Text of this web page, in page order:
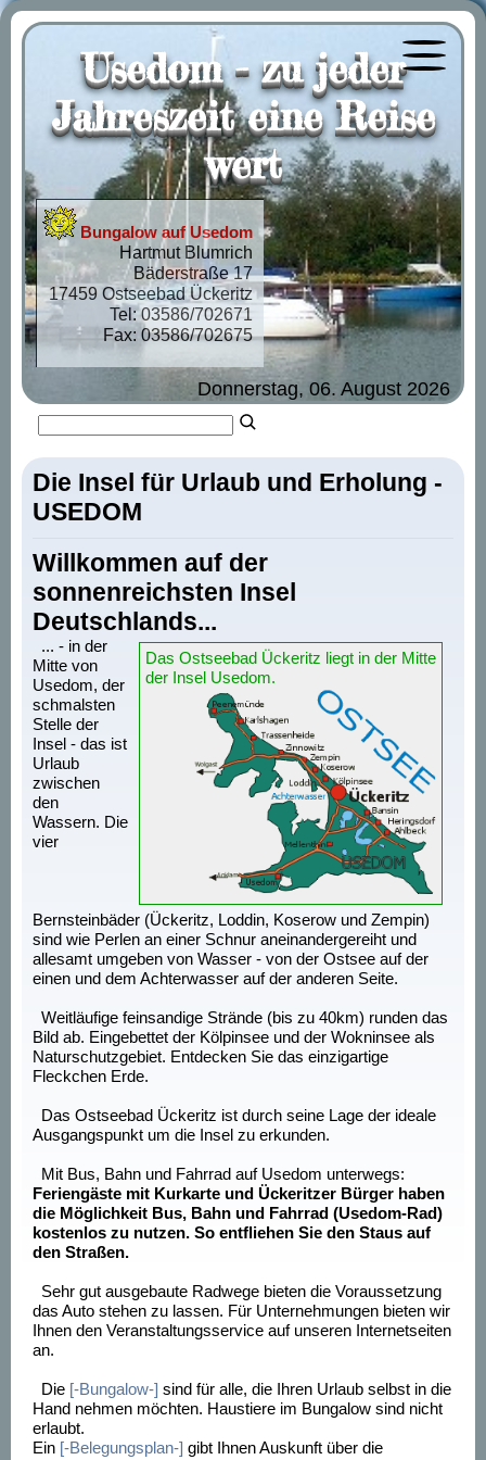
Usedom - zu jeder
Jahreszeit eine Reise
wert
Bungalow auf Usedom
Hartmut Blumrich
Bäderstraße 17
17459 Ostseebad Ückeritz
Tel: 03586/702671
Fax: 03586/702675
Donnerstag, 06. August 2026
Menü
Die Insel für Urlaub und Erholung -
USEDOM
Willkommen auf der
sonnenreichsten Insel
Deutschlands...
Das Ostseebad Ückeritz liegt in der Mitte
der Insel Usedom.
... - in der
Mitte von
Usedom, der
schmalsten
Stelle der
Insel - das ist
Urlaub
zwischen
den
Wassern. Die
vier
Bernsteinbäder (Ückeritz, Loddin, Koserow und Zempin)
sind wie Perlen an einer Schnur aneinandergereiht und
allesamt umgeben von Wasser - von der Ostsee auf der
einen und dem Achterwasser auf der anderen Seite.
Weitläufige feinsandige Strände (bis zu 40km) runden das
Bild ab. Eingebettet der Kölpinsee und der Wokninsee als
Naturschutzgebiet. Entdecken Sie das einzigartige
Fleckchen Erde.
Das Ostseebad Ückeritz ist durch seine Lage der ideale
Ausgangspunkt um die Insel zu erkunden.
Mit Bus, Bahn und Fahrrad auf Usedom unterwegs:
Feriengäste mit Kurkarte und Ückeritzer Bürger haben
die Möglichkeit Bus, Bahn und Fahrrad (Usedom-Rad)
kostenlos zu nutzen. So entfliehen Sie den Staus auf
den Straßen.
Sehr gut ausgebaute Radwege bieten die Voraussetzung
das Auto stehen zu lassen. Für Unternehmungen bieten wir
Ihnen den Veranstaltungsservice auf unseren Internetseiten
an.
Die [-Bungalow-] sind für alle, die Ihren Urlaub selbst in die
Hand nehmen möchten. Haustiere im Bungalow sind nicht
erlaubt.
Ein [-Belegungsplan-] gibt Ihnen Auskunft über die